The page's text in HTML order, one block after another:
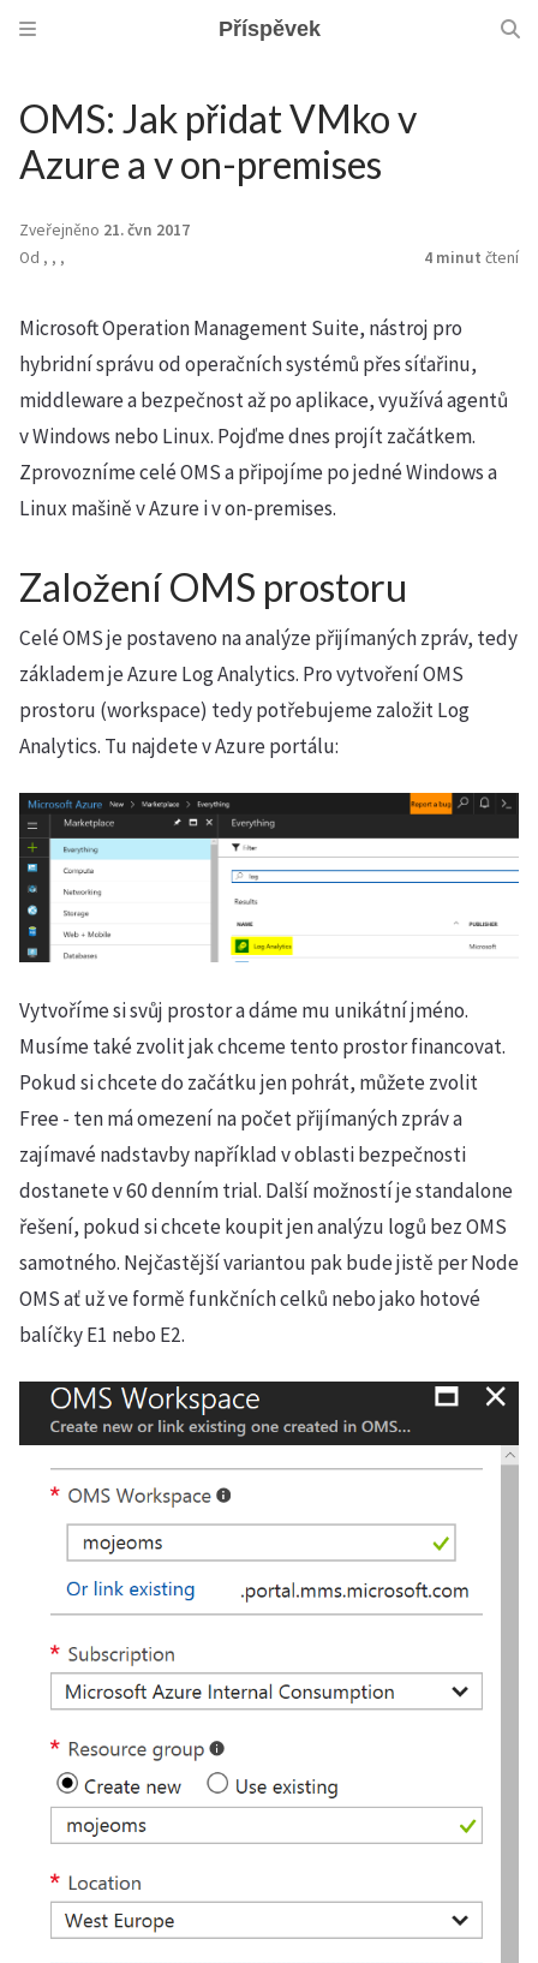
Příspěvek
OMS: Jak přidat VMko v
Azure a v on-premises
Zveřejněno 21. čvn 2017
Od , , , 4 minut čtení
Microsoft Operation Management Suite, nástroj pro
hybridní správu od operačních systémů přes síťařinu,
middleware a bezpečnost až po aplikace, využívá agentů
v Windows nebo Linux. Pojďme dnes projít začátkem.
Zprovozníme celé OMS a připojíme po jedné Windows a
Linux mašině v Azure i v on-premises.
Založení OMS prostoru
Celé OMS je postaveno na analýze přijímaných zpráv, tedy
základem je Azure Log Analytics. Pro vytvoření OMS
prostoru (workspace) tedy potřebujeme založit Log
Analytics. Tu najdete v Azure portálu:
Vytvoříme si svůj prostor a dáme mu unikátní jméno.
Musíme také zvolit jak chceme tento prostor financovat.
Pokud si chcete do začátku jen pohrát, můžete zvolit
Free - ten má omezení na počet přijímaných zpráv a
zajímavé nadstavby například v oblasti bezpečnosti
dostanete v 60 denním trial. Další možností je standalone
řešení, pokud si chcete koupit jen analýzu logů bez OMS
samotného. Nejčastější variantou pak bude jistě per Node
OMS ať už ve formě funkčních celků nebo jako hotové
balíčky E1 nebo E2.